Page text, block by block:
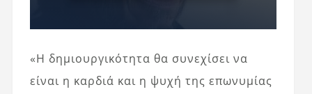
«Η δημιουργικότητα θα συνεχίσει να
είναι η καρδιά και η ψυχή της επωνυμίας